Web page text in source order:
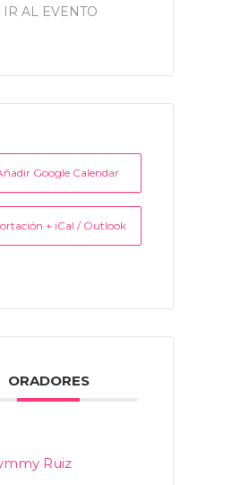
IR AL EVENTO
Google Calendar
+ iCal / Outlook
ORADORES
Ruiz